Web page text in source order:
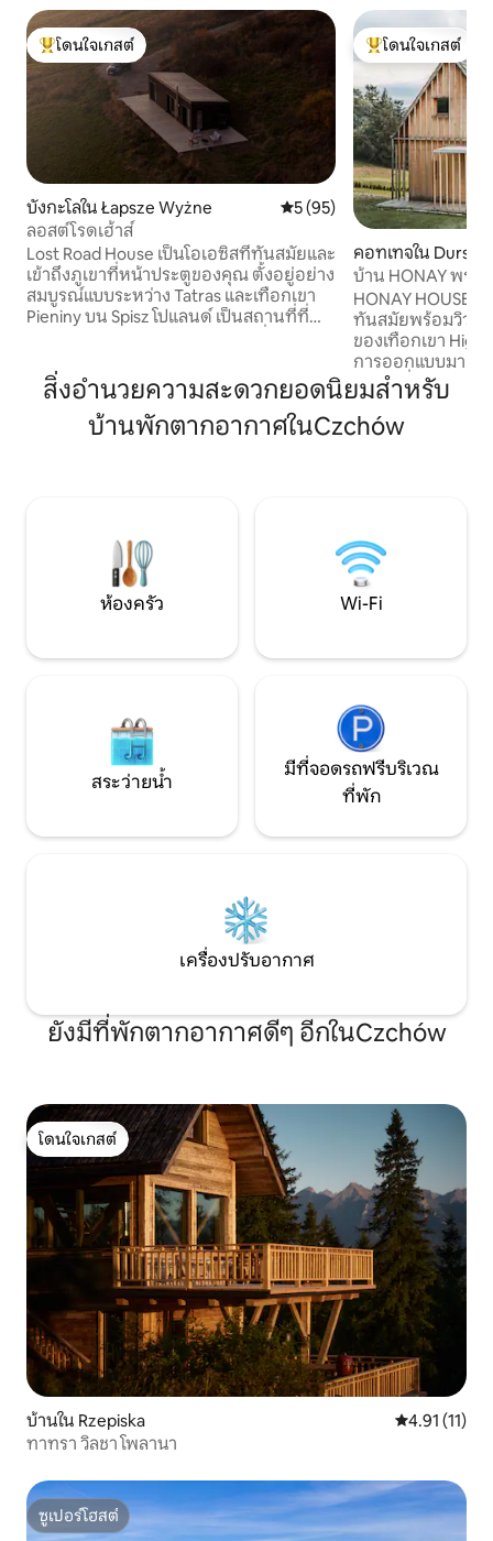
โดนใจเกสต์ที่สุด
โดนใจเกสต์
บังกะโลใน Łapsze Wyżne คะแนนเฉลี่ย 5 จาก 5, 95 รีวิว
5 (95)
ลอสต์โรดเฮ้าส์
Lost Road House เป็นโอเอซิสที่ทันสมัยและ
เข้าถึงภูเขาที่หน้าประตูของคุณ ตั้งอยู่อย่าง
สมบูรณ์แบบระหว่าง Tatras และเทือกเขา
Pieniny บน Spisz โปแลนด์ เป็นสถานที่ที่
ขึ้นจนถึงพระอาทิตย์ตก ห้องนั่งเล่นพร้อม
ห้องครัวมีอุปกรณ์ครบครันและพร้อมเข้า
พักด้วยกัน ห้องนอนแต่ละห้องมีเตียงที่
สะดวกสบายพร้อมผ้าปูที่นอนหรูหราและ
โดนใจเกสต์ที่สุด
โดนใจเกสต์
คอทเทจใน
บ้าน HONAY พร้อ
HONAY HOUSE
ทันสมัยพร้อมวิวที่ส
ของเทือกเขา High
การออกแบบมาอ
ทุกคนที่กำลังมอง
สันทนาการที่กระ
ภัยจากรีสอร์ทที่มี
ได้อีกด้วย ยินดีต้อ
เขาของเรา
สิ่งอำนวยความสะดวกยอดนิยมสำหรับ
บ้านพักตากอากาศในCzchów
ห้องครัว Wi-Fi
สระว่ายน้ำ
มีที่จอดรถฟรีบริเวณ
ที่พัก
เครื่องปรับอากาศ
ยังมีที่พักตากอากาศดีๆ อีกในCzchów
โดนใจเกสต์
โดนใจเกสต์
บ้านใน Rzepiska คะแนนเฉลี่ย
4.91 (11)
ทาทรา วิลชา โพลานา
ซูเปอร์โฮสต์
ซูเปอร์โฮสต์